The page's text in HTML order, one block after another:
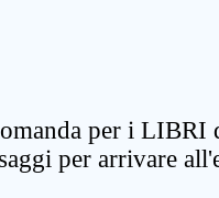
per i LIBRI
per arrivare